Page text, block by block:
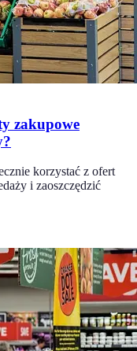
zakupowe
korzystać z ofert
i zaoszczędzić